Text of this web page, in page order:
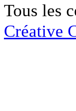
Tous les
Créative